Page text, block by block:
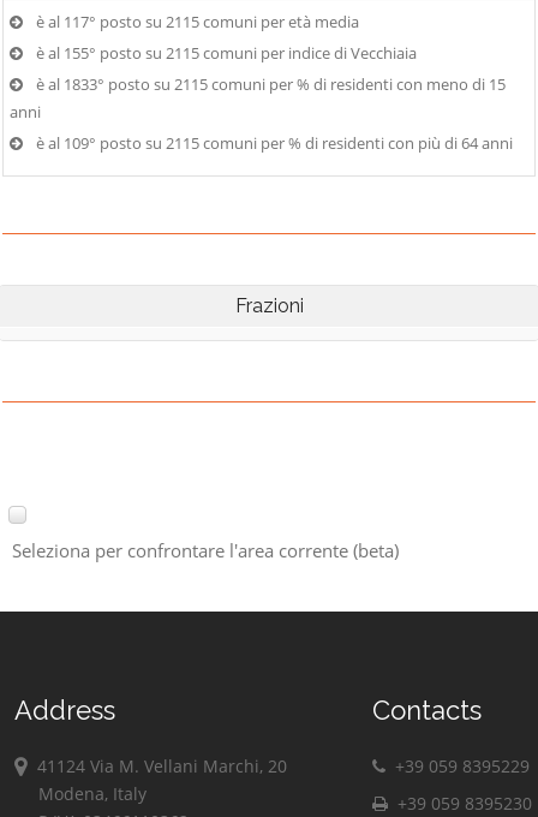
è al 117° posto su 2115 comuni per età media
è al 155° posto su 2115 comuni per indice di Vecchiaia
è al 1833° posto su 2115 comuni per % di residenti con meno di 15
anni
è al 109° posto su 2115 comuni per % di residenti con più di 64 anni
Frazioni
Seleziona per confrontare l'area corrente (beta)
Address
41124 Via M. Vellani Marchi, 20
Modena, Italy
Contacts
+39 059 8395229
+39 059 8395230